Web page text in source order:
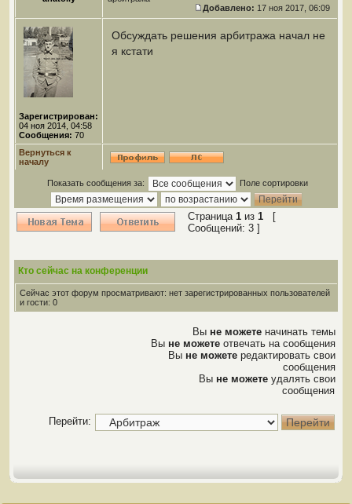
Добавлено: 17 ноя 2017, 06:09
Зарегистрирован:
04 ноя 2014, 04:58
Сообщения: 70
Обсуждать решения арбитража начал не
я кстати
Вернуться к
началу
Показать сообщения за: Поле сортировки
Страница 1 из 1 [
Сообщений: 3 ]
Кто сейчас на конференции
Сейчас этот форум просматривают: нет зарегистрированных пользователей
и гости: 0
Вы не можете начинать темы
Вы не можете отвечать на сообщения
Вы не можете редактировать свои
сообщения
Вы не можете удалять свои
сообщения
Перейти: